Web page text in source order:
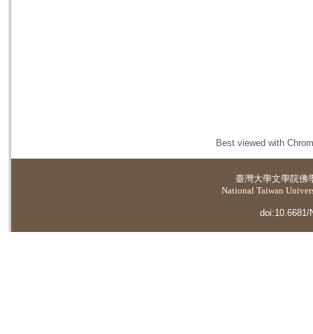
Best viewed with
臺灣大學文學院佛
National Taiwan
doi:10.6681/